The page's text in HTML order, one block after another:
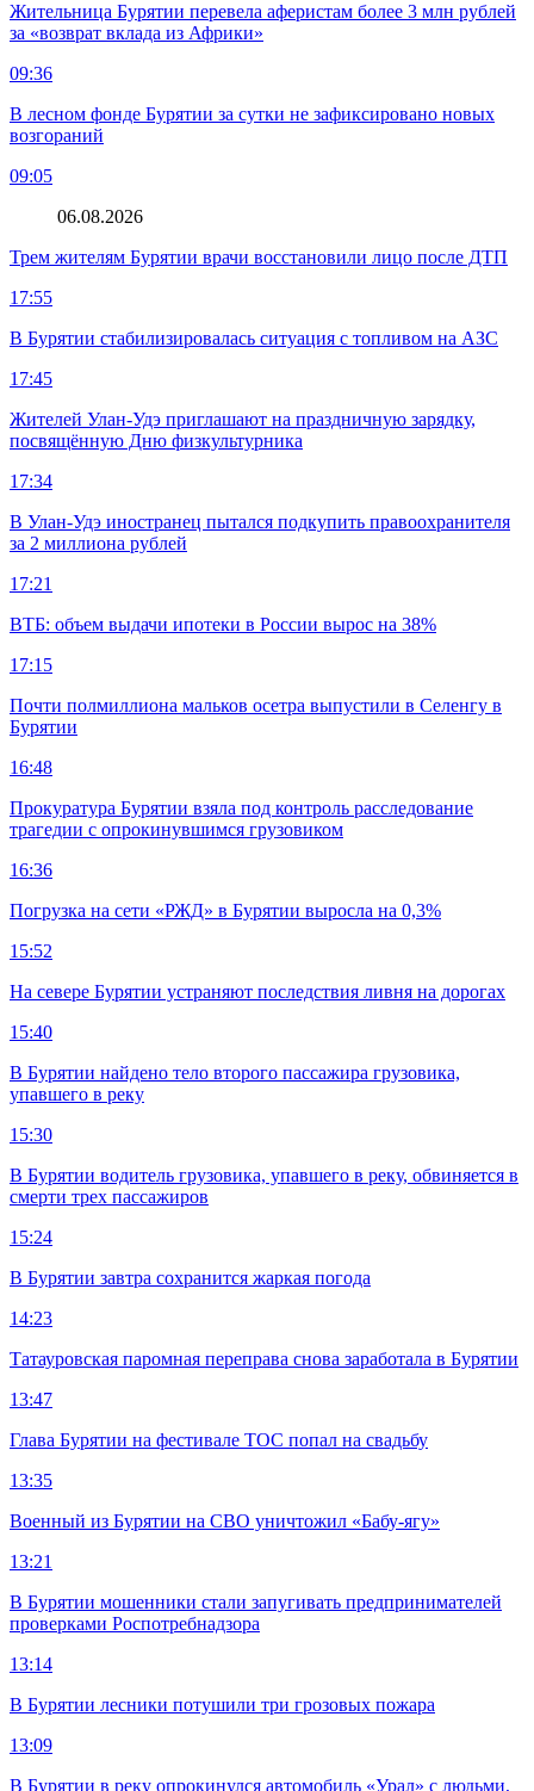
Жительница Бурятии перевела аферистам более 3 млн рублей
за «возврат вклада из Африки»
09:36
В лесном фонде Бурятии за сутки не зафиксировано новых
возгораний
09:05
06.08.2026
Трем жителям Бурятии врачи восстановили лицо после ДТП
17:55
В Бурятии стабилизировалась ситуация с топливом на АЗС
17:45
Жителей Улан-Удэ приглашают на праздничную зарядку,
посвящённую Дню физкультурника
17:34
В Улан-Удэ иностранец пытался подкупить правоохранителя
за 2 миллиона рублей
17:21
ВТБ: объем выдачи ипотеки в России вырос на 38%
17:15
Почти полмиллиона мальков осетра выпустили в Селенгу в
Бурятии
16:48
Прокуратура Бурятии взяла под контроль расследование
трагедии с опрокинувшимся грузовиком
16:36
Погрузка на сети «РЖД» в Бурятии выросла на 0,3%
15:52
На севере Бурятии устраняют последствия ливня на дорогах
15:40
В Бурятии найдено тело второго пассажира грузовика,
упавшего в реку
15:30
В Бурятии водитель грузовика, упавшего в реку, обвиняется в
смерти трех пассажиров
15:24
В Бурятии завтра сохранится жаркая погода
14:23
Татауровская паромная переправа снова заработала в Бурятии
13:47
Глава Бурятии на фестивале ТОС попал на свадьбу
13:35
Военный из Бурятии на СВО уничтожил «Бабу-ягу»
13:21
В Бурятии мошенники стали запугивать предпринимателей
проверками Роспотребнадзора
13:14
В Бурятии лесники потушили три грозовых пожара
13:09
В Бурятии в реку опрокинулся автомобиль «Урал» с людьми,